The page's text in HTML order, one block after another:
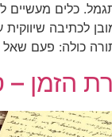
כלים מעשיים
לכתיבה שיווקית
כולה: פעם שאל
הזמן –